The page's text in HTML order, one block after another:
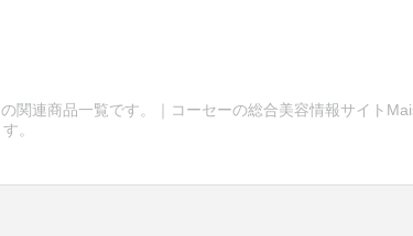
関連商品一覧です。｜コーセーの総合美容情報サイト
。